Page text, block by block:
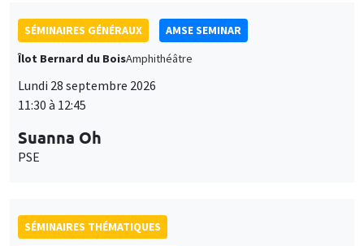
SÉMINAIRES GÉNÉRAUX
AMSE SEMINAR
Îlot Bernard du BoisAmphithéâtre
Lundi 28 septembre 2026
11:30 à 12:45
Suanna Oh
PSE
SÉMINAIRES THÉMATIQUES